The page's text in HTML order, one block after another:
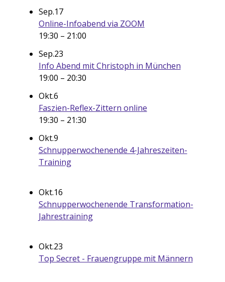
Sep.17
Online-Infoabend via ZOOM
19:30 – 21:00
Sep.23
Info Abend mit Christoph in München
19:00 – 20:30
Okt.6
Faszien-Reflex-Zittern online
19:30 – 21:30
Okt.9
Schnupperwochenende 4-Jahreszeiten-
Training
Okt.16
Schnupperwochenende Transformation-
Jahrestraining
Okt.23
Top Secret - Frauengruppe mit Männern